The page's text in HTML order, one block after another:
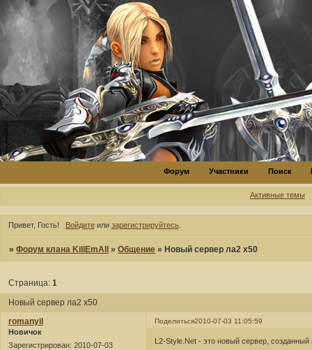
Форум Участники Поиск
Активные темы
Привет, Гость! Войдитеили зарегистрируйтесь.
»Форум клана KillEmAll »Общение »Новый сервер ла2 х50
Новый сервер ла2 х50
Страница:1
Поделиться2010-07-03 11:05:59
romanyil
Новичок
Зарегистрирован: 2010-07-03
L2-Style.Net - это новый сервер,